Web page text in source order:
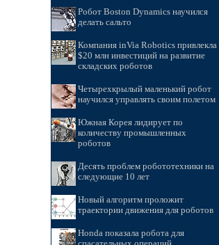
Робот Boston Dynamics научился
делать сальто
Компания inVia Robotics привлекла
$20 млн инвестиций на развитие
складских роботов
Четырехкрылый маленький робот
научился управлять своим полетом
Южная Корея лидирует по
количеству промышленных
роботов
Десять проблем робототехники на
следующие 10 лет
Новый алгоритм проложит
траектории движения для роботов
Honda показала робота для